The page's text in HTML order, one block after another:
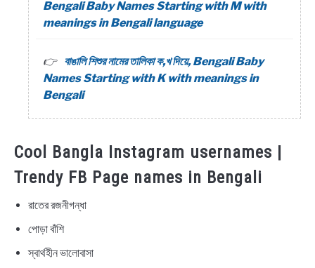
Bengali Baby Names Starting with M with
meanings in Bengali language
বাঙালি শিশুর নামের তালিকা ক,খ দিয়ে, Bengali Baby
Names Starting with K with meanings in
Bengali
Cool Bangla Instagram usernames |
Trendy FB Page names in Bengali
রাতের রজনীগন্ধা
পোড়া বাঁশি
স্বার্থহীন ভালোবাসা